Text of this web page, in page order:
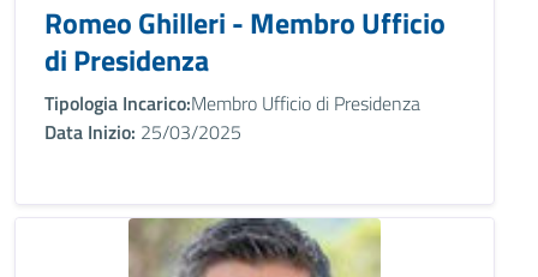
Romeo Ghilleri - Membro Ufficio
di Presidenza
Tipologia Incarico:Membro Ufficio di Presidenza
Data Inizio: 25/03/2025